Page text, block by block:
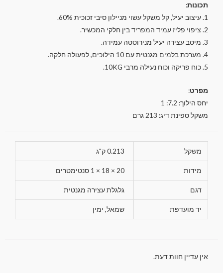
תכונות:
1. עיצוב יעיל, קל משקל עשוי מניילון סיבי זכוכית 60%.
2. ציפוי פליז עמיד המפריד בין חלקי המכשיר.
3. מיסב עצירה יעיל מנירוסטה עמידה.
4. מערכת בלמים מגנטית עם 10 הילוכים, לפעולה חלקה.
5. כוח פריקה וכוח נעילה מרבי 10KG.
מפרט:
יחס הילוך: 7.2: 1
משקל ספינת דיג: 213 גרם
משקל 0.213 ק"ג
מידות 20 × 18 × 1 סנטימטרים
דגם גלגלת עצירה מגנטית
יד מועדפת שמאל, ימין
אין עדיין חוות דעת.